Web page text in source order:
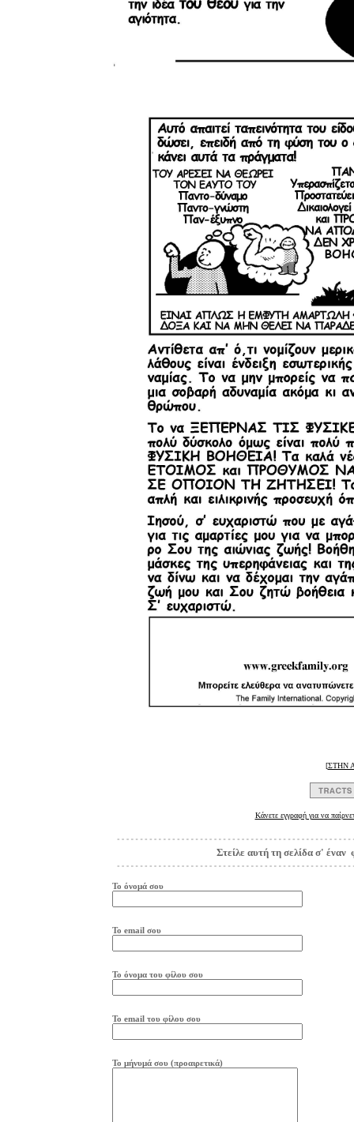
[ΣΤΗΝ
Κάνετε εγγραφή για να
Στείλε αυτή τη σελίδα σ' έναν
Το όνομά σου
Το email σου
Το όνομα του φίλου σου
Το email του φίλου σου
Το μήνυμά σου (προαιρετικά)